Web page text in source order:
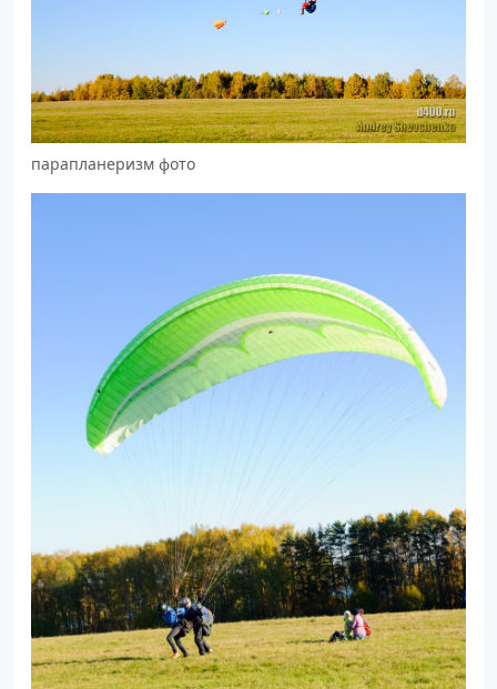
парапланеризм фото